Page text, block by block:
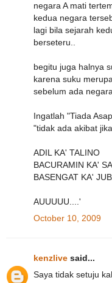
negara A mati
kedua negara
lagi bila sejarah
berseteru..
begitu juga halnya
karena suku
sebelum ada
Ingatlah "Tiada
"tidak ada akibat
ADIL KA' TALINO
BACURAMIN KA'
BASENGAT KA'
AUUUUU....'
October 10, 2009
kenzlive said...
Saya tidak setuju